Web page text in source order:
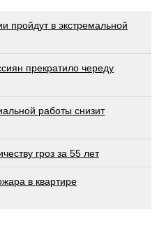
пройдут в экстремальной
прекратило череду
работы снизит
гроз за 55 лет
в квартире